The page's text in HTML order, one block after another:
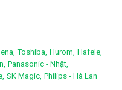
Toshiba, Hurom, Hafele,
Panasonic - Nhật,
SK Magic, Philips - Hà Lan